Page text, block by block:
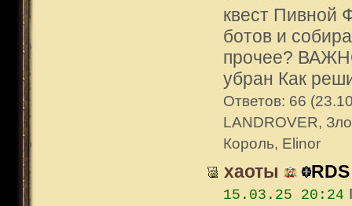
квест Пивной
ботов и
прочее?
убран Как
Ответов: 66
LANDROVER,
Король, Elinor
хаоты RDS
15.03.25 20:24